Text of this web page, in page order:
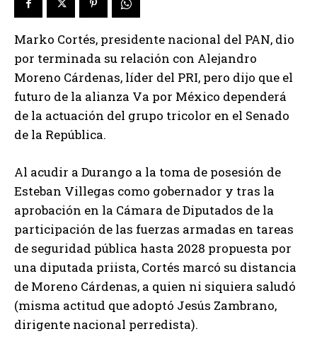
Marko Cortés, presidente nacional del PAN, dio
por terminada su relación con Alejandro
Moreno Cárdenas, líder del PRI, pero dijo que el
futuro de la alianza Va por México dependerá
de la actuación del grupo tricolor en el Senado
de la República.
Al acudir a Durango a la toma de posesión de
Esteban Villegas como gobernador y tras la
aprobación en la Cámara de Diputados de la
participación de las fuerzas armadas en tareas
de seguridad pública hasta 2028 propuesta por
una diputada priista, Cortés marcó su distancia
de Moreno Cárdenas, a quien ni siquiera saludó
(misma actitud que adoptó Jesús Zambrano,
dirigente nacional perredista).